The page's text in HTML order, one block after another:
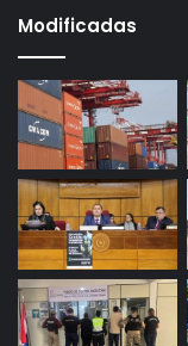
Modificadas